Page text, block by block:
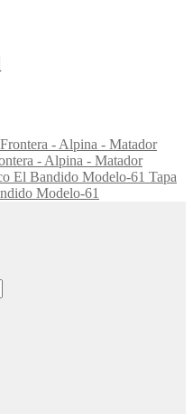
- Alpina - Matador
Tapa
Modelo-61